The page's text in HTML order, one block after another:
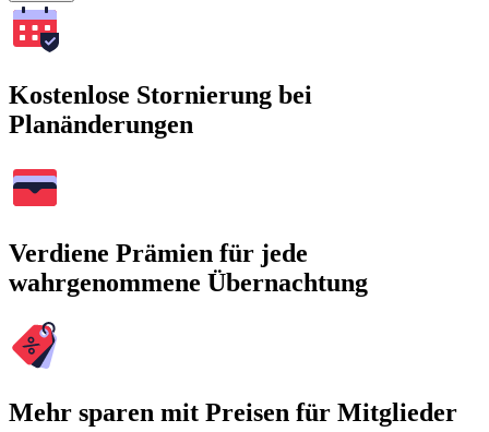
Kostenlose Stornierung bei
Planänderungen
Verdiene Prämien für jede
wahrgenommene Übernachtung
Mehr sparen mit Preisen für Mitglieder